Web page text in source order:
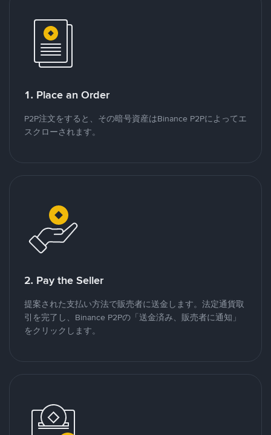
1. Place an Order
P2P注文をすると、その暗号資産はBinance P2Pによってエ
スクローされます。
2. Pay the Seller
提案された支払い方法で販売者に送金します。法定通貨取
引を完了し、Binance P2Pの「送金済み、販売者に通知」
をクリックします。